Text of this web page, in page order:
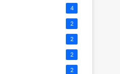
4
2
2
2
2